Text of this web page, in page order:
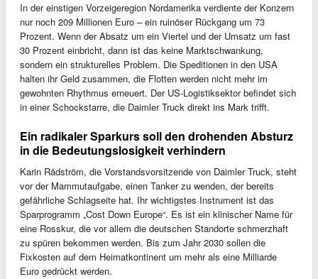
In der einstigen Vorzeigeregion Nordamerika verdiente der Konzern
nur noch 209 Millionen Euro – ein ruinöser Rückgang um 73
Prozent. Wenn der Absatz um ein Viertel und der Umsatz um fast
30 Prozent einbricht, dann ist das keine Marktschwankung,
sondern ein strukturelles Problem. Die Speditionen in den USA
halten ihr Geld zusammen, die Flotten werden nicht mehr im
gewohnten Rhythmus erneuert. Der US-Logistiksektor befindet sich
in einer Schockstarre, die Daimler Truck direkt ins Mark trifft.
Ein radikaler Sparkurs soll den drohenden Absturz
in die Bedeutungslosigkeit verhindern
Karin Rådström, die Vorstandsvorsitzende von Daimler Truck, steht
vor der Mammutaufgabe, einen Tanker zu wenden, der bereits
gefährliche Schlagseite hat. Ihr wichtigstes Instrument ist das
Sparprogramm „Cost Down Europe“. Es ist ein klinischer Name für
eine Rosskur, die vor allem die deutschen Standorte schmerzhaft
zu spüren bekommen werden. Bis zum Jahr 2030 sollen die
Fixkosten auf dem Heimatkontinent um mehr als eine Milliarde
Euro gedrückt werden.